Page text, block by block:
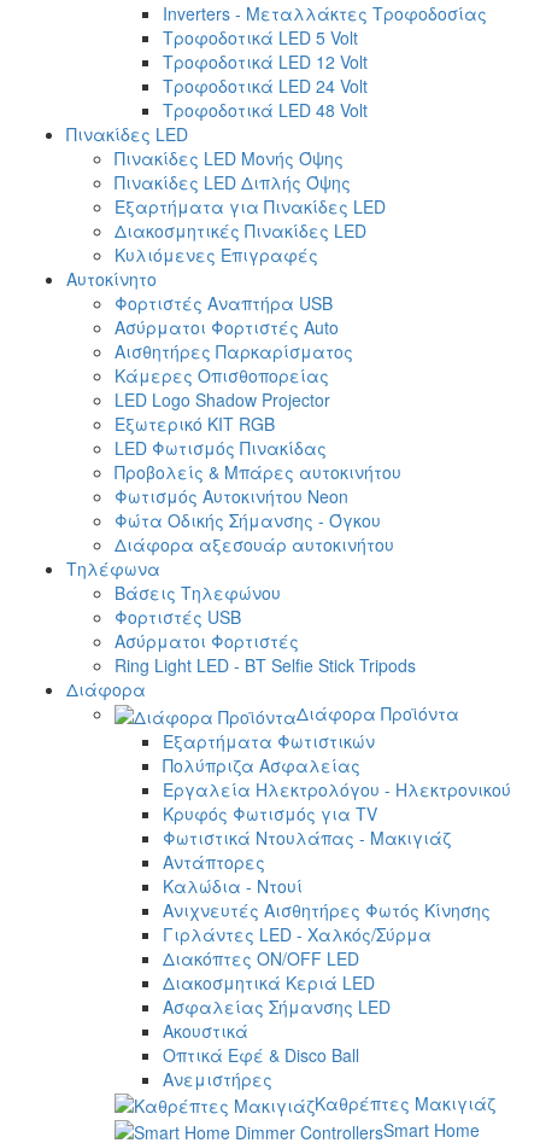
Inverters - Μεταλλάκτες Τροφοδοσίας
Τροφοδοτικά LED 5 Volt
Τροφοδοτικά LED 12 Volt
Τροφοδοτικά LED 24 Volt
Τροφοδοτικά LED 48 Volt
Πινακίδες LED
Πινακίδες LED Μονής Όψης
Πινακίδες LED Διπλής Όψης
Εξαρτήματα για Πινακίδες LED
Διακοσμητικές Πινακίδες LED
Κυλιόμενες Επιγραφές
Αυτοκίνητο
Φορτιστές Αναπτήρα USB
Ασύρματοι Φορτιστές Auto
Αισθητήρες Παρκαρίσματος
Κάμερες Οπισθοπορείας
LED Logo Shadow Projector
Εξωτερικό ΚΙΤ RGB
LED Φωτισμός Πινακίδας
Προβολείς & Μπάρες αυτοκινήτου
Φωτισμός Αυτοκινήτου Neon
Φώτα Οδικής Σήμανσης - Όγκου
Διάφορα αξεσουάρ αυτοκινήτου
Τηλέφωνα
Βάσεις Τηλεφώνου
Φορτιστές USB
Ασύρματοι Φορτιστές
Ring Light LED - BT Selfie Stick Tripods
Διάφορα
Διάφορα Προϊόντα
Εξαρτήματα Φωτιστικών
Πολύπριζα Ασφαλείας
Εργαλεία Ηλεκτρολόγου - Ηλεκτρονικού
Κρυφός Φωτισμός για TV
Φωτιστικά Ντουλάπας - Μακιγιάζ
Αντάπτορες
Καλώδια - Ντουί
Ανιχνευτές Αισθητήρες Φωτός Κίνησης
Γιρλάντες LED - Χαλκός/Σύρμα
Διακόπτες ON/OFF LED
Διακοσμητικά Κεριά LED
Ασφαλείας Σήμανσης LED
Ακουστικά
Οπτικά Εφέ & Disco Ball
Ανεμιστήρες
Καθρέπτες Μακιγιάζ
Smart Home